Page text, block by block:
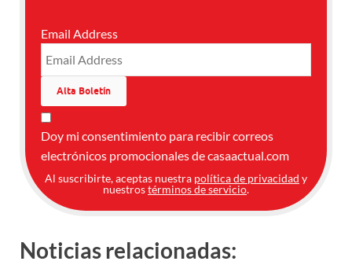
Email Address
Doy mi consentimiento para recibir correos
electrónicos promocionales de casaactual.com
Al suscribirte, aceptas nuestra política de privacidad y
nuestrostérminos de servicio.
Noticias relacionadas: